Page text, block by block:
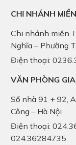
CHI NHÁNH
Chi nhánh miền
Nghĩa – Phường
Điện thoại:
VĂN PHÒNG
Số nhà 91 + 92,
Công – Hà Nội
Điện thoại:
024.36284735